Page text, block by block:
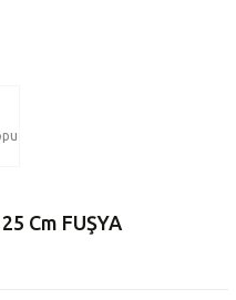
Cm FUŞYA